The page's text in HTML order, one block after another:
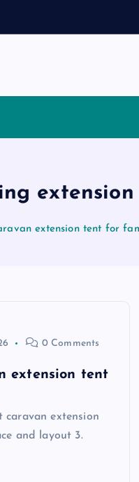
extension
extension tent for
0 Comments
extension tent
caravan extension
and layout 3.